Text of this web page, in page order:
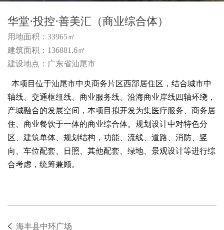
华堂·投控·善美汇（商业综合体）
用地面积：33965㎡
建筑面积：136881.6㎡
建设地点：广东省汕尾市
本项目位于汕尾市中央商务片区西部居住区，结合城市中
轴线、交通枢纽线、商业服务线、沿海商业岸线四轴环绕，
产城融合的发展空间，本项目拟开发为集医疗服务、商务居
住、商业餐饮于一体的商业综合体。规划设计中对特色分
区、建筑单体、规划结构，功能、流线、道路、消防、竖
向、车位配套、日照、其他配套、绿地、景观设计等进行综
合考虑，统筹兼顾。
海丰县中环广场